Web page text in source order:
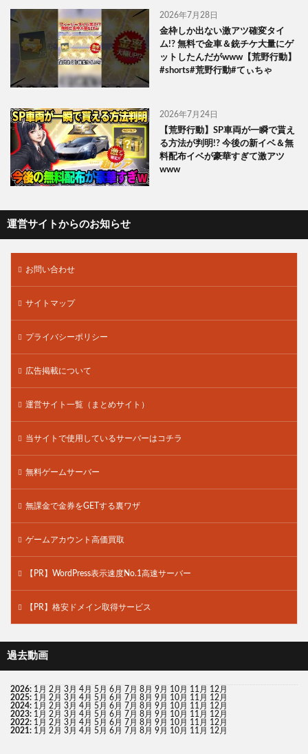
2026年7月28日
金枠しか出ない激アツ確変タイ
ム!? 無料で金車＆銃チケ大量にゲ
ットしたんだがwww【荒野行動】
#shorts#荒野行動#てぃちゃ
2026年7月24日
【荒野行動】SP車両が一瞬で貰え
る方法が判明!? 今後の新イベ＆無
料配布イベが豪華すぎて激アツ
www
運営サイトからのお知らせ
お問い合わせ
サイトマップ
プライバシーポリシー
広告掲載について
運営サイト一覧（まとめサイト）
当サイトで使用しているサーバーはコチラ
無料ゲームサーバー
無課金で金券をGETする裏ワザ
ゲームアカウント高価買取
【PR】WordPress表示速度No.1高速サーバー
【PR】格安ドメイン取得サービス
過去動画
2026: 1月 2月 3月 4月 5月 6月 7月 8月 9月 10月 11月 12月
2025: 1月 2月 3月 4月 5月 6月 7月 8月 9月 10月 11月 12月
2024: 1月 2月 3月 4月 5月 6月 7月 8月 9月 10月 11月 12月
2023: 1月 2月 3月 4月 5月 6月 7月 8月 9月 10月 11月 12月
2022: 1月 2月 3月 4月 5月 6月 7月 8月 9月 10月 11月 12月
2021: 1月 2月 3月 4月 5月 6月 7月 8月 9月 10月 11月 12月